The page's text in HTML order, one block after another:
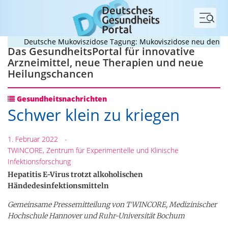
Menü
Deutsche Mukoviszidose Tagung: Mukoviszidose neu
Das GesundheitsPortal für innovative
Arzneimittel, neue Therapien und neue
Heilungschancen
Gesundheitsnachrichten
Schwer klein zu kriegen
1. Februar 2022
-
TWINCORE, Zentrum für Experimentelle und Klinische
Infektionsforschung
Hepatitis E-Virus trotzt alkoholischen
Händedesinfektionsmitteln
Gemeinsame Pressemitteilung von TWINCORE, Medizinischer
Hochschule Hannover und Ruhr-Universität Bochum